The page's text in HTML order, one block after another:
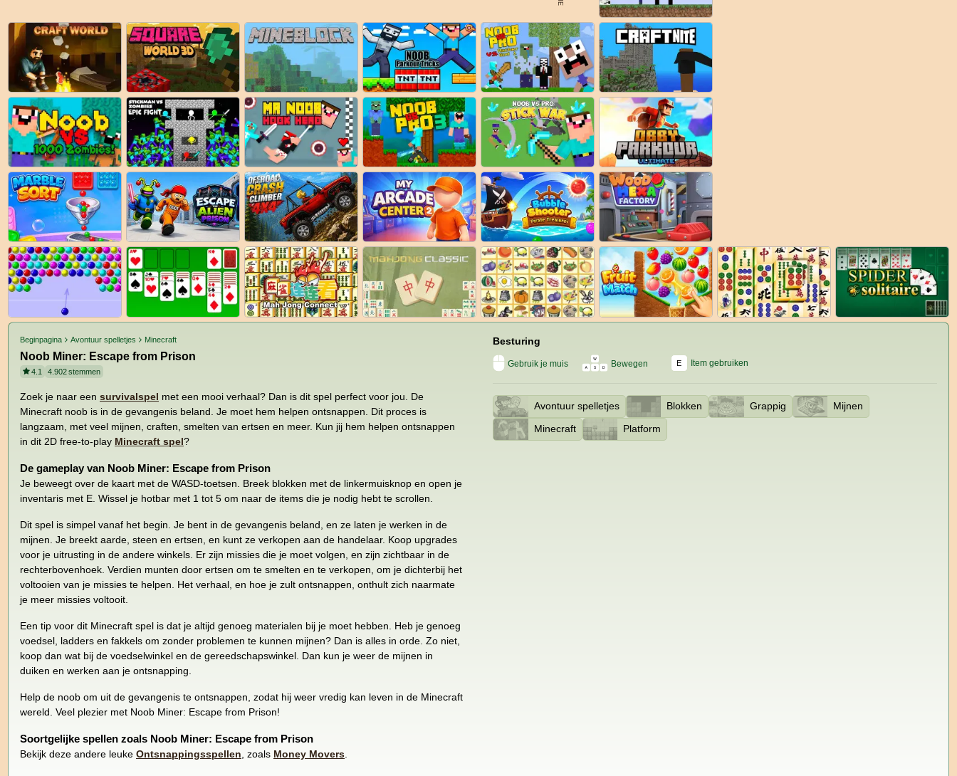
Beginpagina Avontuur spelletjes Minecraft
Noob Miner: Escape from Prison
4.1 4.902stemmen
Zoek je naar een survivalspel met een mooi verhaal? Dan is dit spel perfect voor jou. De
Minecraft noob is in de gevangenis beland. Je moet hem helpen ontsnappen. Dit proces is
langzaam, met veel mijnen, craften, smelten van ertsen en meer. Kun jij hem helpen ontsnappen
in dit 2D free-to-play Minecraft spel?
De gameplay van Noob Miner: Escape from Prison
Je beweegt over de kaart met de WASD-toetsen. Breek blokken met de linkermuisknop en open je
inventaris met E. Wissel je hotbar met 1 tot 5 om naar de items die je nodig hebt te scrollen.
Dit spel is simpel vanaf het begin. Je bent in de gevangenis beland, en ze laten je werken in de
mijnen. Je breekt aarde, steen en ertsen, en kunt ze verkopen aan de handelaar. Koop upgrades
voor je uitrusting in de andere winkels. Er zijn missies die je moet volgen, en zijn zichtbaar in de
rechterbovenhoek. Verdien munten door ertsen om te smelten en te verkopen, om je dichterbij het
voltooien van je missies te helpen. Het verhaal, en hoe je zult ontsnappen, onthult zich naarmate
je meer missies voltooit.
Een tip voor dit Minecraft spel is dat je altijd genoeg materialen bij je moet hebben. Heb je genoeg
voedsel, ladders en fakkels om zonder problemen te kunnen mijnen? Dan is alles in orde. Zo niet,
koop dan wat bij de voedselwinkel en de gereedschapswinkel. Dan kun je weer de mijnen in
duiken en werken aan je ontsnapping.
Help de noob om uit de gevangenis te ontsnappen, zodat hij weer vredig kan leven in de Minecraft
wereld. Veel plezier met Noob Miner: Escape from Prison!
Soortgelijke spellen zoals Noob Miner: Escape from Prison
Bekijk deze andere leuke Ontsnappingsspellen , zoals Money Movers
Besturing
Gebruik je muis Bewegen E Item gebruiken
Avontuur spelletjes Blokken Grappig
Mijnen
Minecraft
Platform